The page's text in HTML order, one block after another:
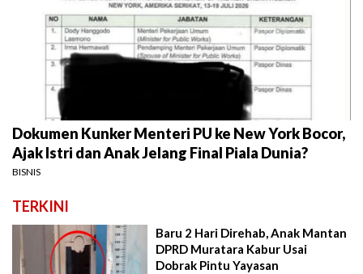
Dokumen Kunker Menteri PU ke New York Bocor,
Ajak Istri dan Anak Jelang Final Piala Dunia?
BISNIS
TERKINI
Baru 2 Hari Direhab, Anak Mantan
DPRD Muratara Kabur Usai
Dobrak Pintu Yayasan